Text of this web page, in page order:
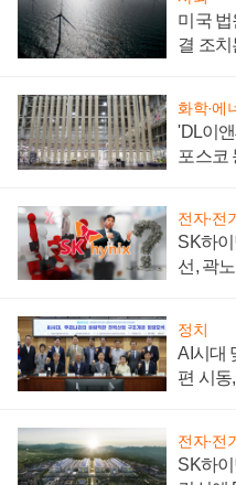
미국
결 조치
화학·에
'DL이
포스코
전자·전
SK하
선, 곽
정치
AI시대
편 시동
전자·전
SK하이